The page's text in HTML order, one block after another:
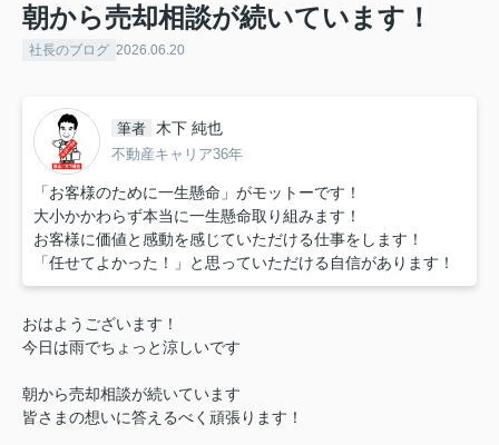
朝から売却相談が続いています！
社長のブログ 2026.06.20
筆者 木下 純也
不動産キャリア36年
「お客様のために一生懸命」がモットーです！
大小かかわらず本当に一生懸命取り組みます！
お客様に価値と感動を感じていただける仕事をします！
「任せてよかった！」と思っていただける自信があります！
おはようございます！
今日は雨でちょっと涼しいです
朝から売却相談が続いています
皆さまの想いに答えるべく頑張ります！